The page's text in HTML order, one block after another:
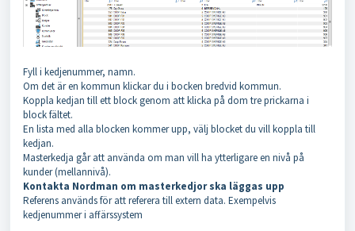
Fyll i kedjenummer, namn.
Om det är en kommun klickar du i bocken bredvid kommun.
Koppla kedjan till ett block genom att klicka på dom tre prickarna i
block fältet.
En lista med alla blocken kommer upp, välj blocket du vill koppla till
kedjan.
Masterkedja går att använda om man vill ha ytterligare en nivå på
kunder (mellannivå).
Kontakta Nordman om masterkedjor ska läggas upp
Referens används för att referera till extern data. Exempelvis
kedjenummer i affärssystem